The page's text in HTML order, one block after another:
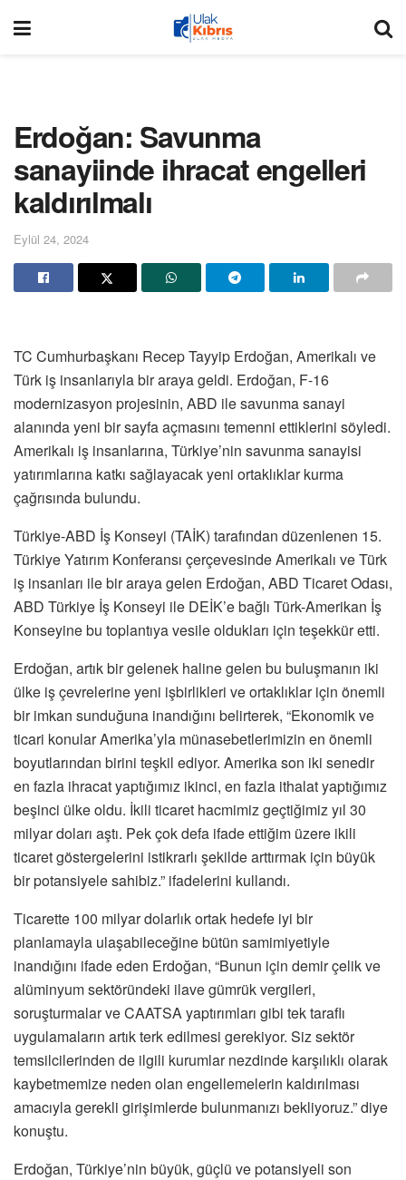
Erdoğan: Savunma
sanayiinde ihracat engelleri
kaldırılmalı
Eylül 24, 2024
TC Cumhurbaşkanı Recep Tayyip Erdoğan, Amerikalı ve
Türk iş insanlarıyla bir araya geldi. Erdoğan, F-16
modernizasyon projesinin, ABD ile savunma sanayi
alanında yeni bir sayfa açmasını temenni ettiklerini söyledi.
Amerikalı iş insanlarına, Türkiye’nin savunma sanayisi
yatırımlarına katkı sağlayacak yeni ortaklıklar kurma
çağrısında bulundu.
Türkiye-ABD İş Konseyi (TAİK) tarafından düzenlenen 15.
Türkiye Yatırım Konferansı çerçevesinde Amerikalı ve Türk
iş insanları ile bir araya gelen Erdoğan, ABD Ticaret Odası,
ABD Türkiye İş Konseyi ile DEİK’e bağlı Türk-Amerikan İş
Konseyine bu toplantıya vesile oldukları için teşekkür etti.
Erdoğan, artık bir gelenek haline gelen bu buluşmanın iki
ülke iş çevrelerine yeni işbirlikleri ve ortaklıklar için önemli
bir imkan sunduğuna inandığını belirterek, “Ekonomik ve
ticari konular Amerika’yla münasebetlerimizin en önemli
boyutlarından birini teşkil ediyor. Amerika son iki senedir
en fazla ihracat yaptığımız ikinci, en fazla ithalat yaptığımız
beşinci ülke oldu. İkili ticaret hacmimiz geçtiğimiz yıl 30
milyar doları aştı. Pek çok defa ifade ettiğim üzere ikili
ticaret göstergelerini istikrarlı şekilde arttırmak için büyük
bir potansiyele sahibiz.” ifadelerini kullandı.
Ticarette 100 milyar dolarlık ortak hedefe iyi bir
planlamayla ulaşabileceğine bütün samimiyetiyle
inandığını ifade eden Erdoğan, “Bunun için demir çelik ve
alüminyum sektöründeki ilave gümrük vergileri,
soruşturmalar ve CAATSA yaptırımları gibi tek taraflı
uygulamaların artık terk edilmesi gerekiyor. Siz sektör
temsilcilerinden de ilgili kurumlar nezdinde karşılıklı olarak
kaybetmemize neden olan engellemelerin kaldırılması
amacıyla gerekli girişimlerde bulunmanızı bekliyoruz.” diye
konuştu.
Erdoğan, Türkiye’nin büyük, güçlü ve potansiyeli son